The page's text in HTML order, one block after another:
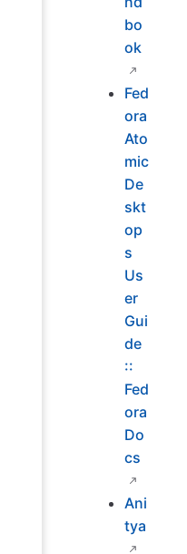
bo
ok
Fed
ora
Ato
mic
De
skt
op
s
Us
er
Gui
de
::
Fed
ora
Do
cs
Ani
tya